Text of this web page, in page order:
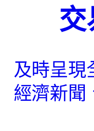
及時呈現
經濟新聞